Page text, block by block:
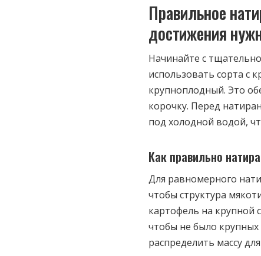
Правильное
достижения
Начинайте с
использовать сорта с
крупноплодный. Это
корочку. Перед
под холодной водой,
Как правильно
Для равномерного
чтобы структура
картофель на крупной
чтобы не было
распределить массу